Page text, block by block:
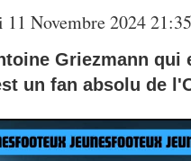
11 Novembre 2024
Griezmann
un fan absolu de